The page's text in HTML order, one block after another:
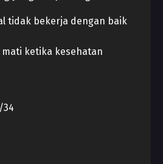
tidak bekerja dengan baik
ketika kesehatan
34